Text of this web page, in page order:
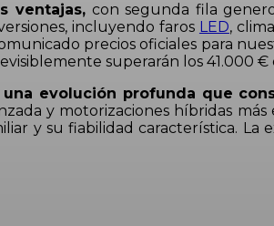
ventajas,con segunda fila
incluyendo faros LED,
precios oficiales para
superarán los 41.000 €
evolución profunda que
y motorizaciones híbridas
y su fiabilidad característica. La